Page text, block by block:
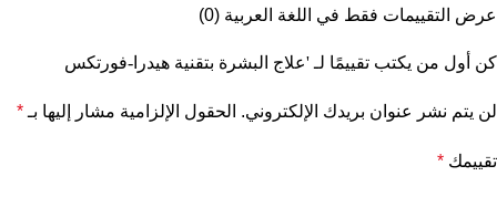
عرض التقييمات فقط في اللغة العربية (0)
كن أول من يكتب تقييمًا لـ 'علاج البشرة بتقنية هيدرا-فورتكس
لن يتم نشر عنوان بريدك الإلكتروني. الحقول الإلزامية مشار إليها بـ *
تقييمك *